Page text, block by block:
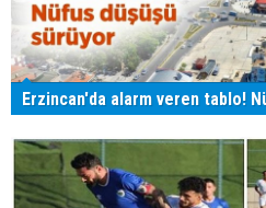
Erzincan'da alarm veren tablo!